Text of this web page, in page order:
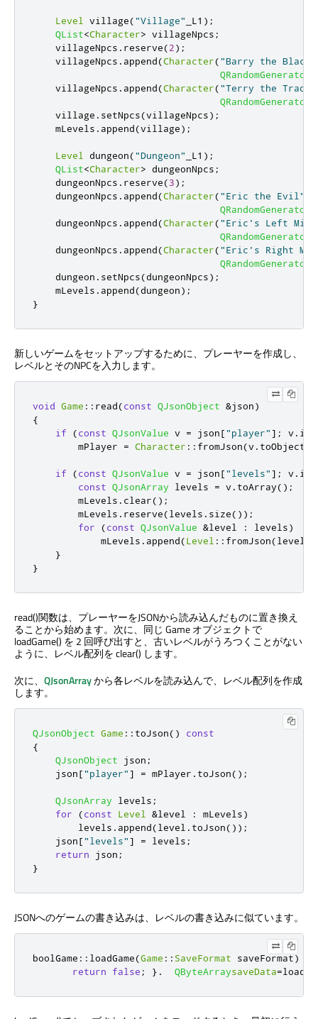
Level village("Village" _L1 );
QList<Character> villageNpcs ;
    villageNpcs
. reserve(2);
    villageNpcs
. append(Character("Barry the
QRandomGenerator
    villageNpcs
. append(Character("Terry the
QRandomGenerator
    village
. setNpcs(villageNpcs);
    mLevels
. append(village);
Level dungeon("Dungeon" _L1 );
QList<Character> dungeonNpcs ;
    dungeonNpcs
. reserve(3);
    dungeonNpcs
. append(Character("Eric the Evil"
QRandomGenerator
    dungeonNpcs
. append(Character("Eric's Left
QRandomGenerator
    dungeonNpcs
. append(Character("Eric's Right
QRandomGenerator
    dungeon
. setNpcs(dungeonNpcs);
    mLevels
. append(dungeon);
}
新しいゲームをセットアップするために、プレーヤーを作成し、
レベルとそのNPCを入力します。
void Game :: read(const QJsonObject &json)
{
if
(const QJsonValue v = json["player"] ; v .
        mPlayer
= Character :: fromJson(v . toObject
if (const QJsonValue v = json["levels"] ; v .
const QJsonArray levels = v . toArray();
        mLevels
. clear();
        mLevels
. reserve(levels . size());
for
(const QJsonValue &level : levels)
            mLevels
. append(Level :: fromJson(level
}
}
read()関数は、プレーヤーをJSONから読み込んだものに置き換え
ることから始めます。次に、同じ Game オブジェクトで
loadGame() を 2 回呼び出すと、古いレベルがうろつくことがない
ように、レベル配列を clear() します。
次に、 QJsonArrayから各レベルを読み込んで、レベル配列を作成
します。
QJsonObject Game :: toJson()
const
{
QJsonObject json ;
    json
["player"] = mPlayer . toJson();
QJsonArray levels ;
for
(const Level &level : mLevels)
        levels
. append(level . toJson());
    json
["levels"] = levels ;
return json ;
}
JSONへのゲームの書き込みは、レベルの書き込みに似ています。
boolGame :: loadGame(Game :: SaveFormat saveFormat)
return
false ; }. QByteArraysaveData=